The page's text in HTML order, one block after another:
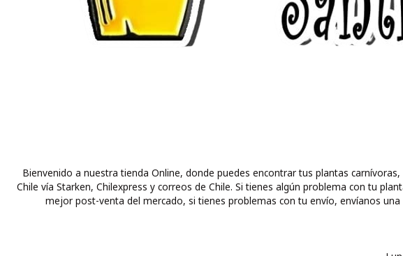
Bienvenido a nuestra tienda Online, donde puedes encontrar tus plantas
Chile vía Starken, Chilexpress y correos de Chile. Si tienes algún problema con tu
mejor post-venta del mercado, si tienes problemas con tu envío, envíanos